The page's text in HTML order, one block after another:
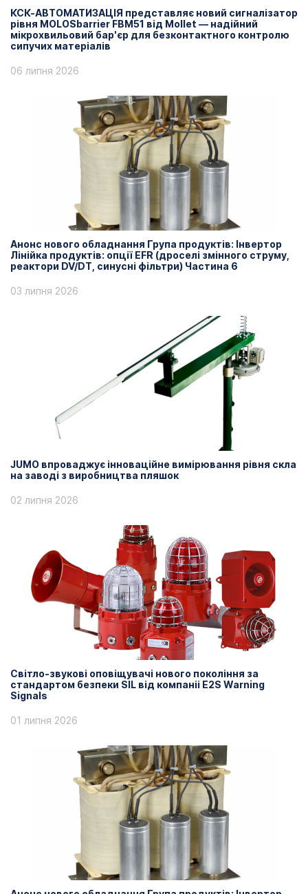
КСК-АВТОМАТИЗАЦІЯ представляє новий сигналізатор
рівня MOLOSbarrier FBM51 від Mollet — надійний
мікрохвильовий бар'єр для безконтактного контролю
сипучих матеріалів
06 липня 2026
Анонс нового обладнання Група продуктів: Інвертор
Лінійка продуктів: опції EFR (дроселі змінного струму,
реактори DV/DT, синусні фільтри) Частина 6
03 липня 2026
JUMO впроваджує інноваційне вимірювання рівня скла
на заводі з виробництва пляшок
02 липня 2026
Світло-звукові оповіщувачі нового покоління за
стандартом безпеки SIL від компаніі E2S Warning
Signals
01 липня 2026